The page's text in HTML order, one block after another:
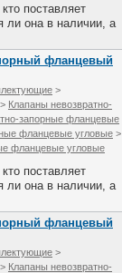
поставляет
ли она в наличии, а
фланцевый
>
> Клапаны невозвратно-
запорные фланцевые
фланцевые угловые >
фланцевые угловые
поставляет
ли она в наличии, а
фланцевый
>
> Клапаны невозвратно-